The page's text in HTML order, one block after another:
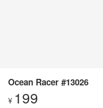
Ocean Racer #13026
¥ 199